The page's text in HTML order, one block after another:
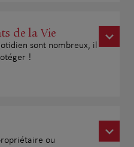
de la Vie
sont nombreux, il
!
ou